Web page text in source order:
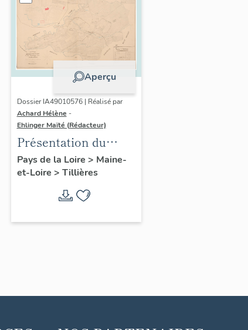
Aperçu
Dossier IA49010576 | Réalisé par
Achard Hélène -
Ehlinger Maïté (Rédacteur)
Présentation du
patrimoine
industriel de la
commune de
Pays de la Loire > Maine-
et-Loire > Tillières